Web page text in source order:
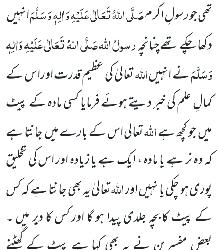
تھی جو رسولِ اکرمصَلَّی اللّٰہُ تَعَالٰی عَلَیْہِ وَاٰلِہٖ وَسَلَّمَانہیں
دکھا چکے تھے چنانچہرسولُ اللّٰہصَلَّی اللّٰہُ تَعَالٰی عَلَیْہِ وَاٰلِہٖ
وَسَلَّمَنے انہیںاللّٰہتعالیٰ کی عظیم قدرت اوراس کے
کمالِ علم کی خبر دیتے ہوئے فرمایا کسی مادہ کے پیٹ
میں جو کچھ ہےاللّٰہتعالیٰ اس کے بارے میں جانتا ہے
کہ وہ نر ہے یا مادہ ، ایک ہے یا زیادہ اور اس کی تخلیق
پوری ہو چکی یا نہیں اوراللّٰہتعالیٰ یہ بھی جانتا ہے کہ کس
کے پیٹ کا بچہ جلدی پیدا ہو گا اور کس کا دیر میں ۔